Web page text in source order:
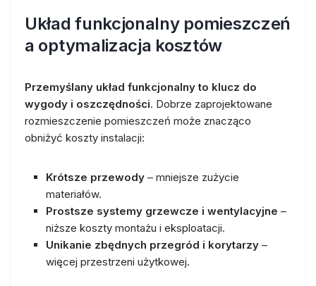
Układ funkcjonalny pomieszczeń
a optymalizacja kosztów
Przemyślany układ funkcjonalny to klucz do
wygody i oszczędności. Dobrze zaprojektowane
rozmieszczenie pomieszczeń może znacząco
obniżyć koszty instalacji:
Krótsze przewody – mniejsze zużycie
materiałów.
Prostsze systemy grzewcze i wentylacyjne –
niższe koszty montażu i eksploatacji.
Unikanie zbędnych przegród i korytarzy –
więcej przestrzeni użytkowej.